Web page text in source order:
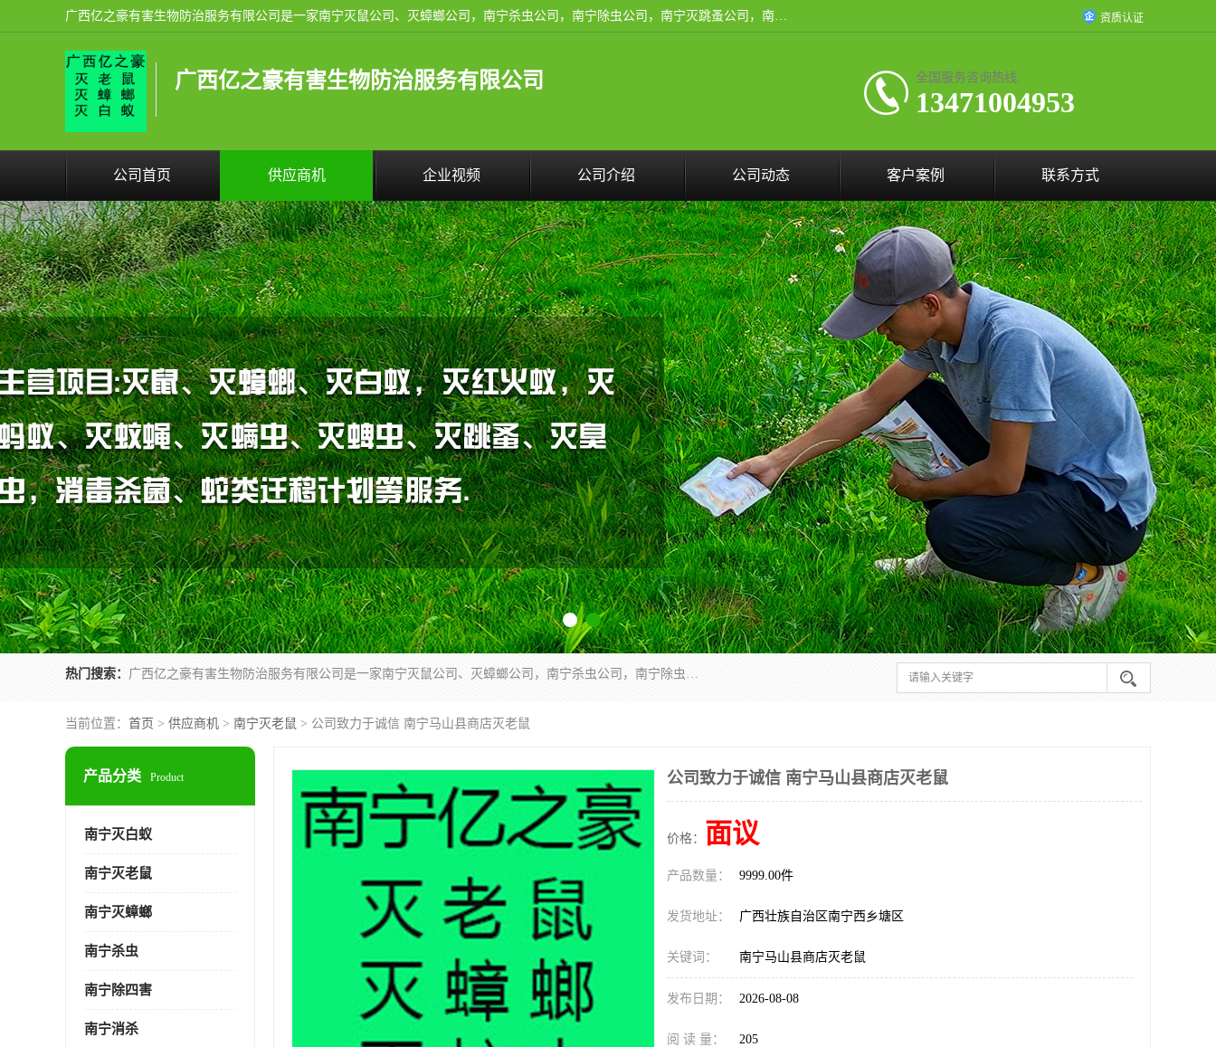
广西亿之豪有害生物防治服务有限公司是一家南宁灭鼠公司、灭蟑螂公司，南宁杀虫公司，南宁除虫公司，南宁灭跳蚤公司，南宁灭白蚁公司，南宁除四害公司,广西亿之豪有害生物防治服务有限公司专业灭蟑螂,除臭虫,其他害虫,服务上门,安全环保,售后保障,一次消杀，竭诚为您服务. 资质认证
广西亿之豪有害生物防治服务有限公司 全国服务咨询热线:
13471004953
公司首页 供应商机 企业视频 公司介绍 公司动态 客户案例 联系方式
热门搜索： 广西亿之豪有害生物防治服务有限公司是一家南宁灭鼠公司、灭蟑螂公司，南宁杀虫公司，南宁除虫公司，南宁灭跳蚤公司，南宁灭白蚁公司，南宁除四害公司,广西亿之豪有害生物防治服务有限公司专业灭蟑螂,除臭虫,其他害虫,服务上门,安全环保,售后保障,一次消杀，竭诚为您服务.
当前位置： 首页 > 供应商机 > 南宁灭老鼠 > 公司致力于诚信 南宁马山县商店灭老鼠
产品分类 Product
南宁灭白蚁
南宁灭老鼠
南宁灭蟑螂
南宁杀虫
南宁除四害
南宁消杀
公司致力于诚信 南宁马山县商店灭老鼠
价格： 面议
产品数量： 9999.00件
发货地址： 广西壮族自治区南宁西乡塘区
关键词： 南宁马山县商店灭老鼠
发布日期： 2026-08-08
阅 读 量： 205